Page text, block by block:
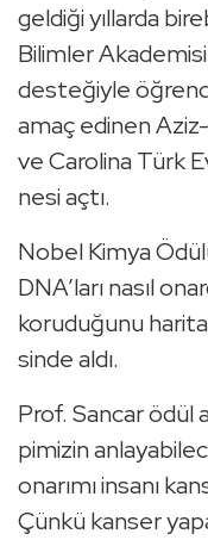
gel­di­ği yıl­lar­da
Bi­lim­ler
des­te­ğiy­le
amaç edi­nen
ve Ca­ro­li­na Türk
ne­si açtı.
Nobel Kimya
DNA’ları nasıl
ko­ru­du­ğu­nu
sin­de aldı.
Prof. San­car ödül
pi­mi­zin
ona­rı­mı in­sa­nı
Çünkü kan­ser